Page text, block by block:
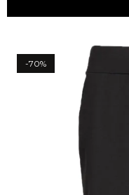
-70%